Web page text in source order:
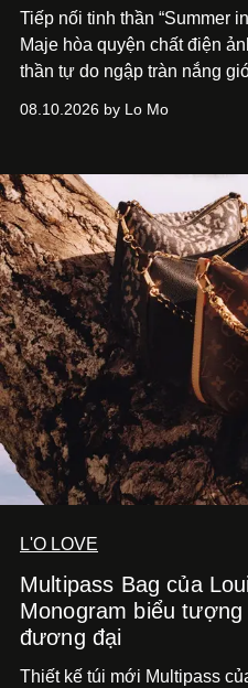
Tiếp nối tinh thần “Summer
Maje hòa quyện chất điện
thần tự do ngập tràn nắng
08.10.2026 by Lo Mo
L'O LOVE
Multipass Bag của
Monogram biểu
đương đại
Thiết kế túi mới Multipass